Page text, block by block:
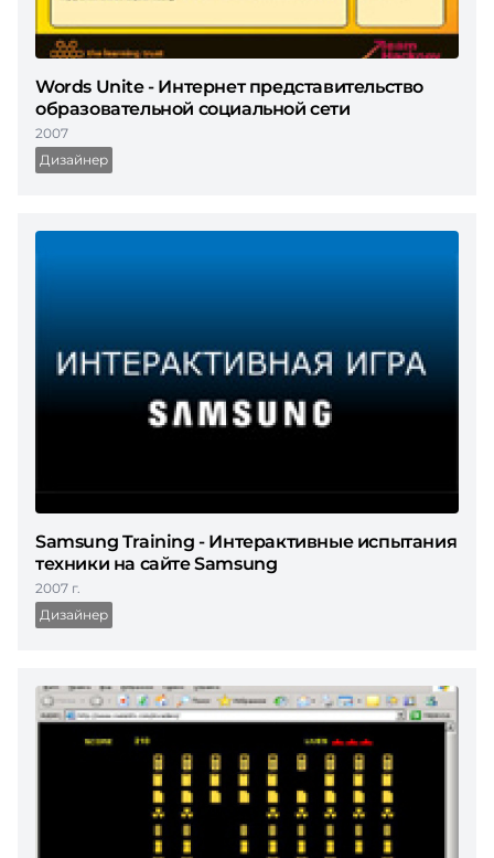
Words Unite - Интернет представительство
образовательной социальной сети
2007
Дизайнер
Samsung Training - Интерактивные испытания
техники на сайте Samsung
2007 г.
Дизайнер